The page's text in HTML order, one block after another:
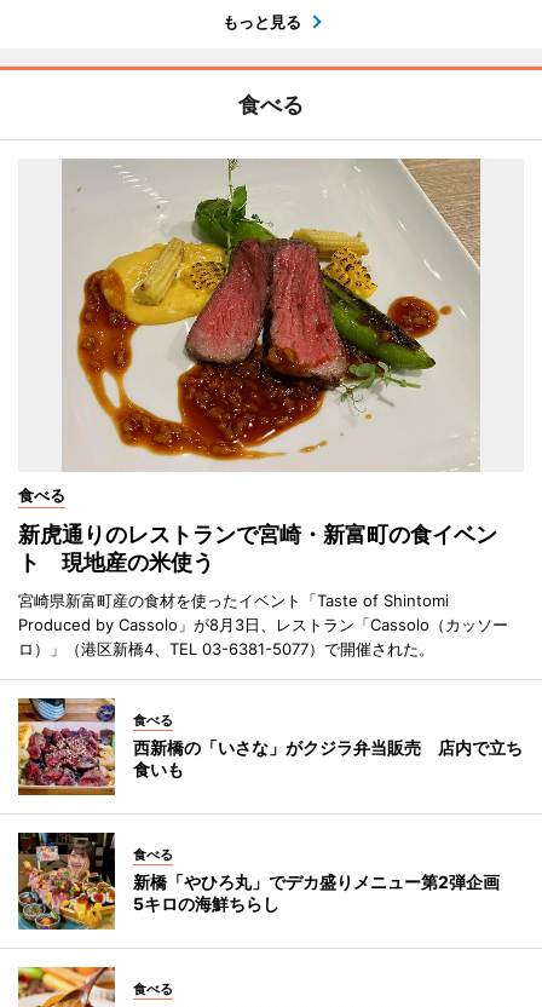
もっと見る
食べる
食べる
新虎通りのレストランで宮崎・新富町の食イベン
ト 現地産の米使う
宮崎県新富町産の食材を使ったイベント「Taste of Shintomi
Produced by Cassolo」が8月3日、レストラン「Cassolo（カッソー
ロ）」（港区新橋4、TEL 03-6381-5077）で開催された。
食べる
西新橋の「いさな」がクジラ弁当販売 店内で立ち
食いも
食べる
新橋「やひろ丸」でデカ盛りメニュー第2弾企画
5キロの海鮮ちらし
食べる